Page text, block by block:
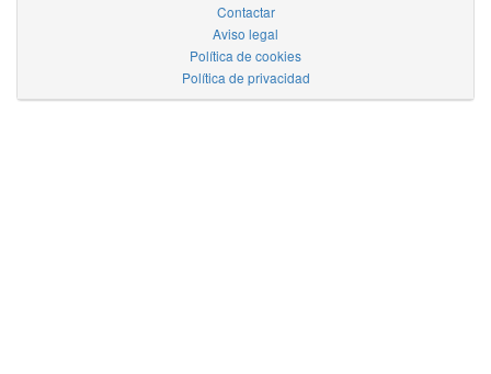
Contactar
Aviso legal
Política de cookies
Política de privacidad